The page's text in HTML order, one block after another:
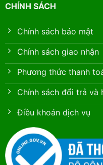
CHÍNH SÁCH
Chính sách bảo mật
Chính sách giao nhận
Phương thức thanh
Chính sách đổi trả và
Điều khoản dịch vụ